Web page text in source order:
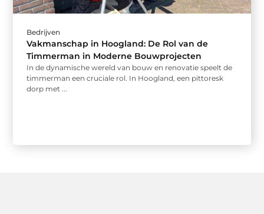
Bedrijven
Vakmanschap in Hoogland: De Rol van de
Timmerman in Moderne Bouwprojecten
In de dynamische wereld van bouw en renovatie speelt de
timmerman een cruciale rol. In Hoogland, een pittoresk
dorp met ...